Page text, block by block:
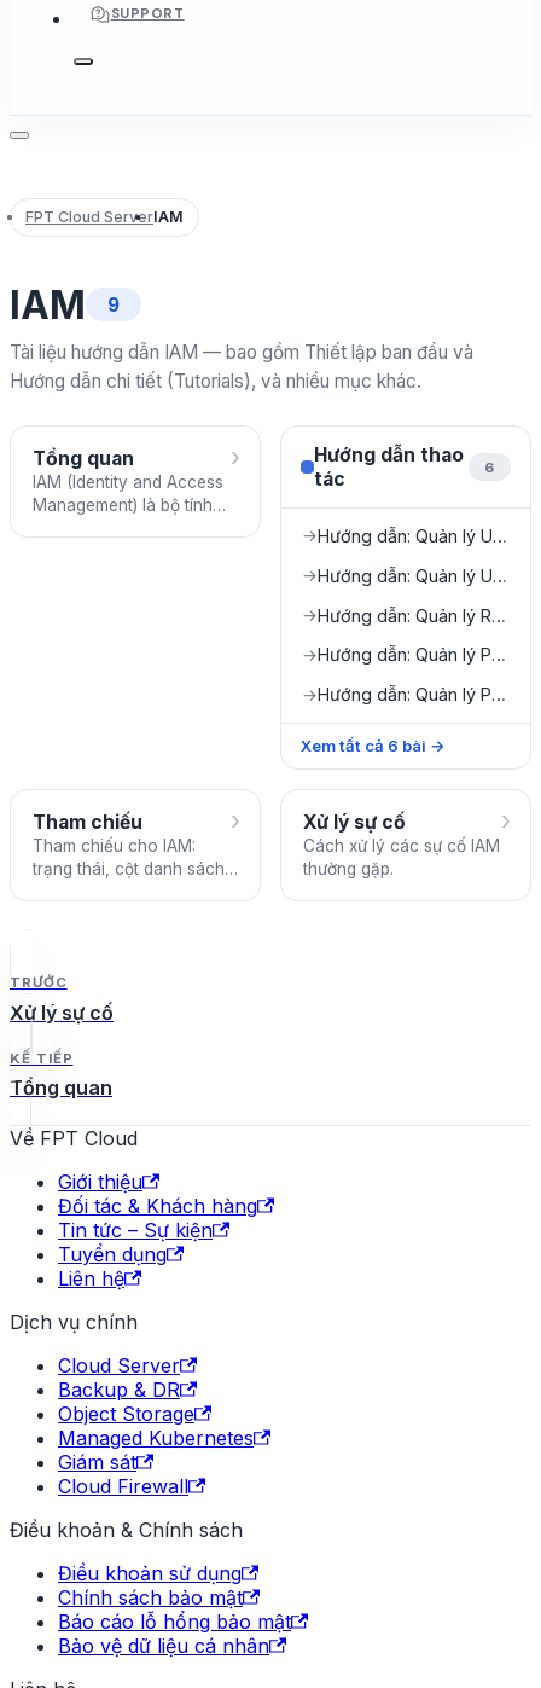
SUPPORT
FPT Cloud ServerIAM
IAM 9
Tài liệu hướng dẫn IAM — bao gồm Thiết lập ban đầu và
Hướng dẫn chi tiết (Tutorials), và nhiều mục khác.
Tổng quan
IAM (Identity and Access
Management) là bộ tính
›
Hướng dẫn thao
tác
6
→ Hướng dẫn: Quản lý Users
→ Hướng dẫn: Quản lý User Groups
→ Hướng dẫn: Quản lý Roles
→ Hướng dẫn: Quản lý Policies
→ Hướng dẫn: Quản lý Permission Templates
Xem tất cả 6 bài →
Tham chiếu
Tham chiếu cho IAM:
trạng thái, cột danh sách,
› Xử lý sự cố
Cách xử lý các sự cố IAM
thường gặp.
›
TRƯỚC
Xử lý sự cố
KẾ TIẾP
Tổng quan
Về FPT Cloud
Giới thiệu
Đối tác & Khách hàng
Tin tức – Sự kiện
Tuyển dụng
Liên hệ
Dịch vụ chính
Cloud Server
Backup & DR
Object Storage
Managed Kubernetes
Giám sát
Cloud Firewall
Điều khoản & Chính sách
Điều khoản sử dụng
Chính sách bảo mật
Báo cáo lỗ hổng bảo mật
Bảo vệ dữ liệu cá nhân